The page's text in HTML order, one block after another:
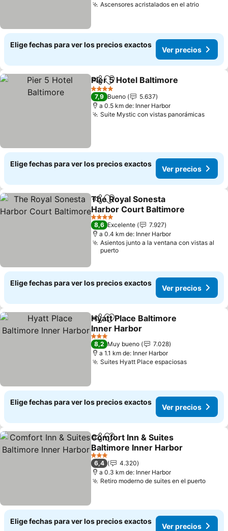
Ascensores acristalados en el atrioVer
Elige fechas para ver los precios exactos
Ver precios
CompartirAgregar a favoritos
Pier 5 Hotel Baltimore
4 Estrellas
7,9 Bueno
5.637
a 0.5 km de: Inner Harbor
Suite Mystic con vistas panorámicasVer
Elige fechas para ver los precios exactos
Ver precios
Compartir
Agregar a favoritos
The Royal Sonesta
Harbor Court Baltimore
Ver precios
4 Estrellas
8,6 Excelente
7.927
a 0.4 km de: Inner Harbor
Asientos junto a la ventana con vistas al
puerto
Elige fechas para ver los precios exactos
Ver precios
CompartirAgregar a favoritos
Hyatt Place Baltimore
Inner Harbor
Ver precios
3 Estrellas
8,2 Muy bueno
7.028
a 1.1 km de: Inner Harbor
Suites Hyatt Place espaciosasVer
Elige fechas para ver los precios exactos
Ver precios
CompartirAgregar a favoritos
Comfort Inn & Suites
Baltimore Inner Harbor
Ver precios
3 Estrellas
6,4
4.320
a 0.3 km de: Inner Harbor
Retiro moderno de suites en el puertoVer
Elige fechas para ver los precios exactos
Ver precios